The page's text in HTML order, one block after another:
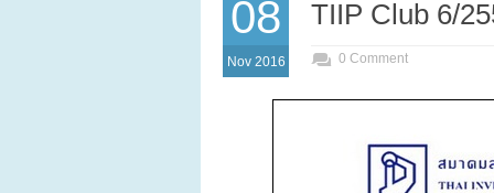
08
Nov 2016
TIIP Club 6/
0 Comment